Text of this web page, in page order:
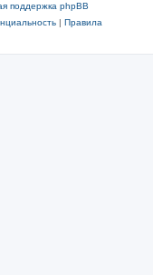
поддержка phpBB
| Правила